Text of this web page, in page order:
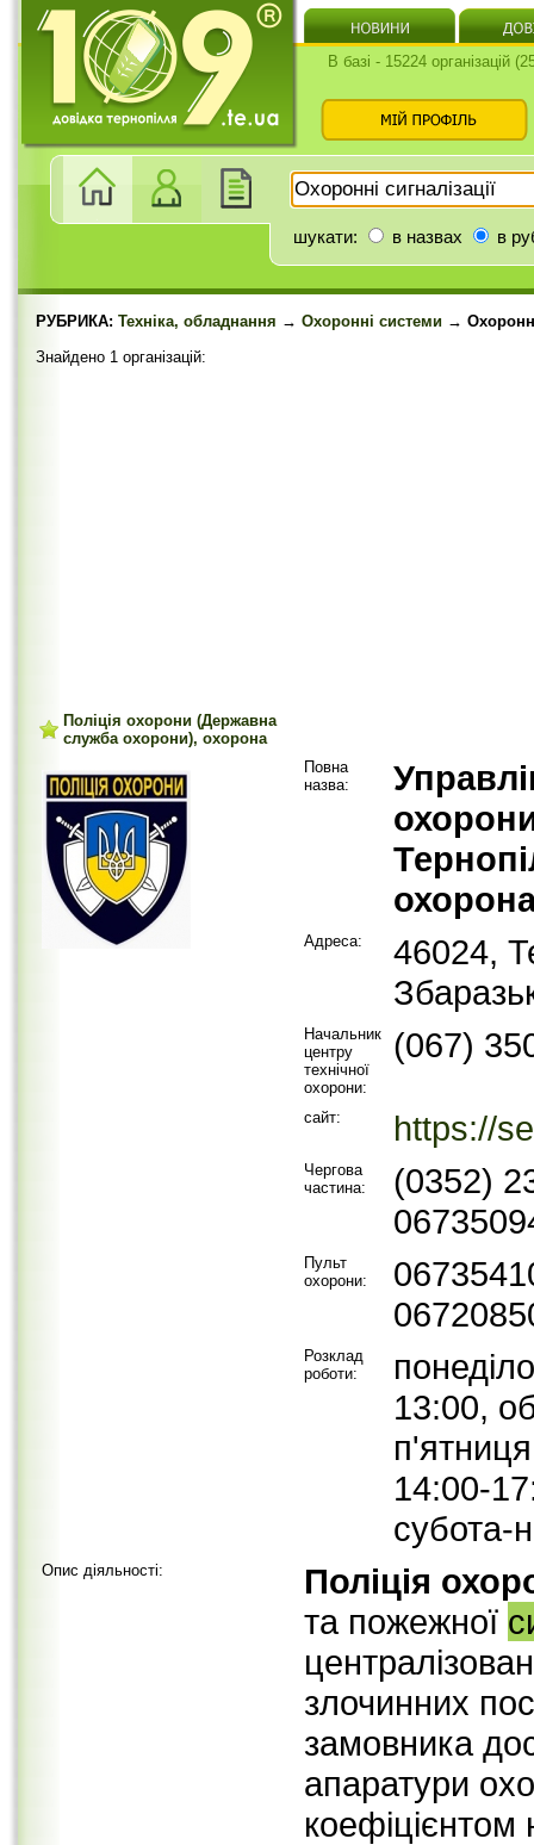
В базі - 15224 організацій
шукати: в назвах в
РУБРИКА: Техніка, обладнання → Охоронні системи →
Знайдено 1 організацій:
Поліція охорони (Державна
служба охорони), охорона
Повна
назва:
Адреса:
46024,
Начальник
центру
технічної
охорони:
(067)
сайт: https://
Чергова
частина:
(0352)
Пульт
охорони:
Розклад
роботи:
13:00,
14:00-
субота-
Опис діяльності:
Поліція
та пожежної
злочинних
замовника
апаратури
коефіцієнтом